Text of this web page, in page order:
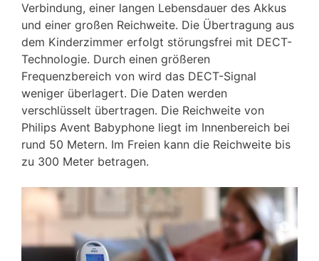
Verbindung, einer langen Lebensdauer des Akkus
und einer großen Reichweite. Die Übertragung aus
dem Kinderzimmer erfolgt störungsfrei mit DECT-
Technologie. Durch einen größeren
Frequenzbereich von wird das DECT-Signal
weniger überlagert. Die Daten werden
verschlüsselt übertragen. Die Reichweite von
Philips Avent Babyphone liegt im Innenbereich bei
rund 50 Metern. Im Freien kann die Reichweite bis
zu 300 Meter betragen.